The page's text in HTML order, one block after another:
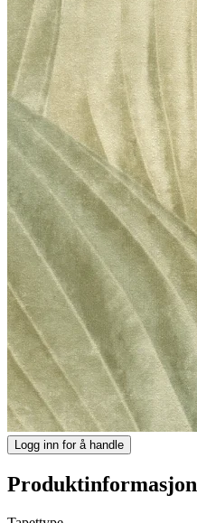
Logg inn for å handle
Produktinformasjon